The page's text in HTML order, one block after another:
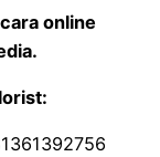
online